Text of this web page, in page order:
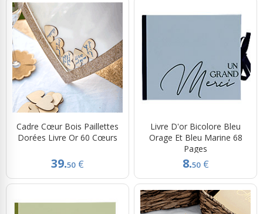
Cadre Cœur Bois Paillettes
Dorées Livre Or 60 Cœurs
39.50 €
Livre D'or Bicolore Bleu
Orage Et Bleu Marine 68
Pages
8.50 €